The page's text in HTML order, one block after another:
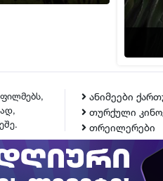
ანიმეები
თურქული
თრეილერები